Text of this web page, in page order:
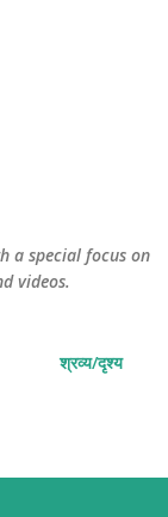
a special focus on
videos.
श्रव्य/दृश्य